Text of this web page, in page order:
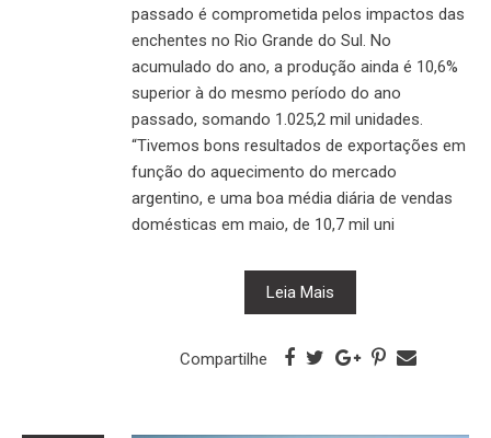
passado é comprometida pelos impactos das
enchentes no Rio Grande do Sul. No
acumulado do ano, a produção ainda é 10,6%
superior à do mesmo período do ano
passado, somando 1.025,2 mil unidades.
“Tivemos bons resultados de exportações em
função do aquecimento do mercado
argentino, e uma boa média diária de vendas
domésticas em maio, de 10,7 mil uni
Leia Mais
Compartilhe